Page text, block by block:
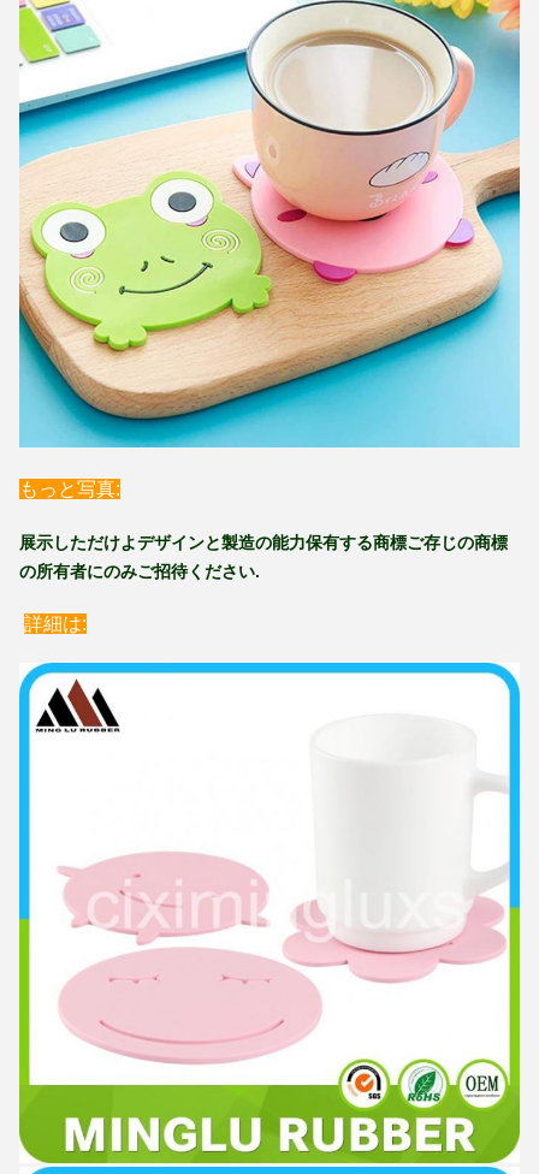
もっと写真:
展示しただけよデザインと製造の能力保有する商標ご存じの商標
の所有者にのみご招待ください.
詳細は: